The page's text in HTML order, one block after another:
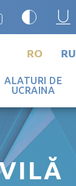
RO RU
ALATURI DE
UCRAINA